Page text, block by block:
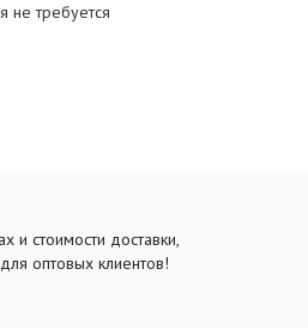
не требуется
и стоимости доставки,
оптовых клиентов!